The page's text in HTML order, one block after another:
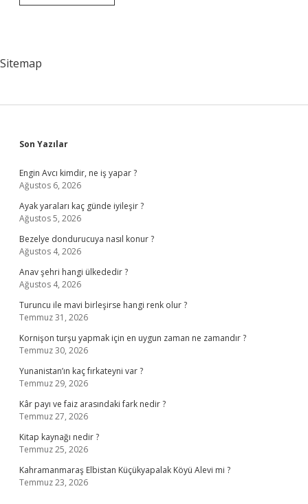
Zambak
Sitemap
Sidebar
Son Yazılar
Engin Avcı kimdir, ne iş yapar ?
Ağustos 6, 2026
Ayak yaraları kaç günde iyileşir ?
Ağustos 5, 2026
Bezelye dondurucuya nasıl konur ?
Ağustos 4, 2026
Anav şehri hangi ülkededir ?
Ağustos 4, 2026
Turuncu ile mavi birleşirse hangi renk olur ?
Temmuz 31, 2026
Kornişon turşu yapmak için en uygun zaman ne zamandır ?
Temmuz 30, 2026
Yunanistan’ın kaç fırkateyni var ?
Temmuz 29, 2026
Kâr payı ve faiz arasındaki fark nedir ?
Temmuz 27, 2026
Kitap kaynağı nedir ?
Temmuz 25, 2026
Kahramanmaraş Elbistan Küçükyapalak Köyü Alevi mi ?
Temmuz 23, 2026